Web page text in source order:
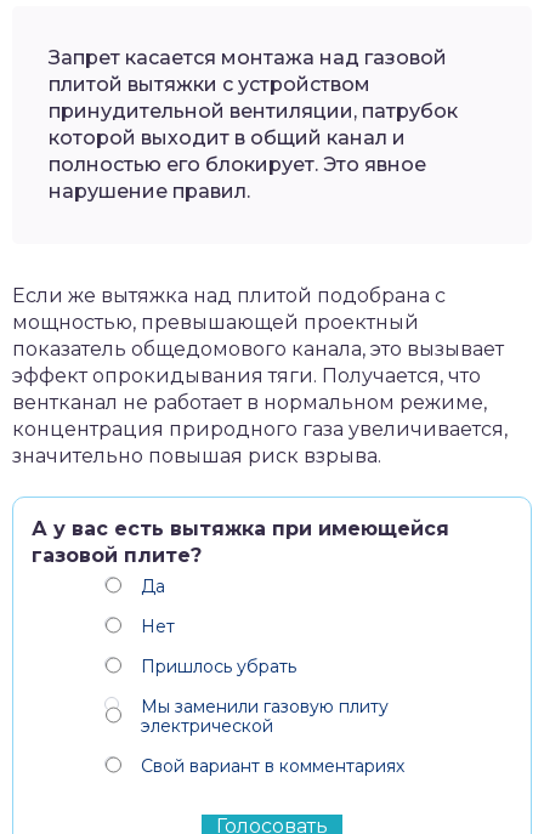
Запрет касается монтажа над газовой
плитой вытяжки с устройством
принудительной вентиляции, патрубок
которой выходит в общий канал и
полностью его блокирует. Это явное
нарушение правил.
Если же вытяжка над плитой подобрана с
мощностью, превышающей проектный
показатель общедомового канала, это вызывает
эффект опрокидывания тяги. Получается, что
вентканал не работает в нормальном режиме,
концентрация природного газа увеличивается,
значительно повышая риск взрыва.
А у вас есть вытяжка при имеющейся
газовой плите?
Да
Нет
Пришлось убрать
Мы заменили газовую плиту
электрической
Свой вариант в комментариях